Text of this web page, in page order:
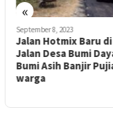
«
September 8, 2023
Jalan Hotmix Baru di
Jalan Desa Bumi
Bumi Asih Banjir
warga